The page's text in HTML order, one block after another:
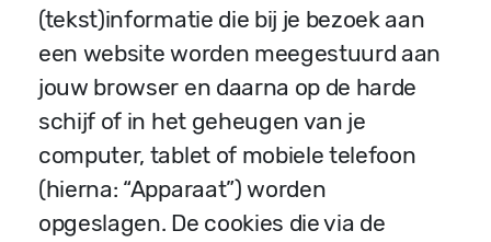
(tekst)informatie die bij je bezoek aan
een website worden meegestuurd aan
jouw browser en daarna op de harde
schijf of in het geheugen van je
computer, tablet of mobiele telefoon
(hierna: “Apparaat”) worden
opgeslagen. De cookies die via de